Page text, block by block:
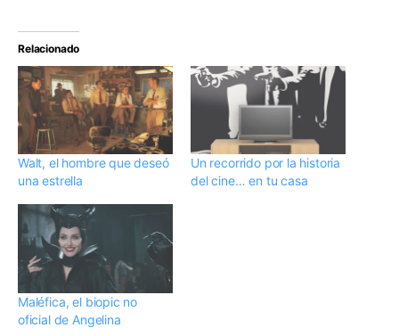
Relacionado
Walt, el hombre que deseó
una estrella
Un recorrido por la historia
del cine… en tu casa
Maléfica, el biopic no
oficial de Angelina